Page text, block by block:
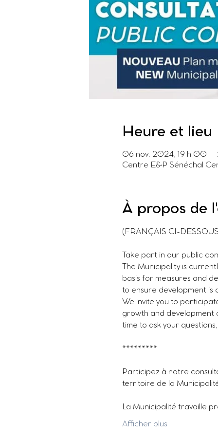
Heure et lieu
06 nov. 2024, 19 h 00 –
Centre E&P Sénéchal
À propos de
(FRANÇAIS CI-
Take part in our public
The Municipality is
basis for measures and
to ensure development is
We invite you to
growth and development
time to ask your
*********
Participez à notre
territoire de la
La Municipalité travaille
Afficher plus